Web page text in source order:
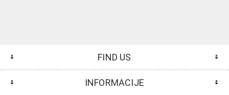
FIND US
INFORMACIJE